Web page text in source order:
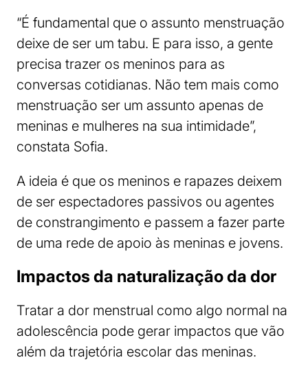
“É fundamental que o assunto menstruação
deixe de ser um tabu. E para isso, a gente
precisa trazer os meninos para as
conversas cotidianas. Não tem mais como
menstruação ser um assunto apenas de
meninas e mulheres na sua intimidade”,
constata Sofia.
A ideia é que os meninos e rapazes deixem
de ser espectadores passivos ou agentes
de constrangimento e passem a fazer parte
de uma rede de apoio às meninas e jovens.
Impactos da naturalização da dor
Tratar a dor menstrual como algo normal na
adolescência pode gerar impactos que vão
além da trajetória escolar das meninas.